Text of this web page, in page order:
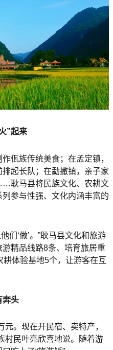
”起来
佤族传统美食；在孟定镇，
起长队；在勐撒镇，亲子家
耿马县将民族文化、农耕文
参与性强、文化内涵丰富的
们‘做’。”耿马县文化和旅游
精品线路8条、培育旅居重
体验基地5个，让游客在互
奔头
元。现在开民宿、卖特产，
村民叶亮欣喜地说。随着游